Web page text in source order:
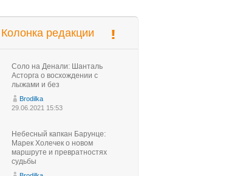
Колонка редакции
Соло на Денали: Шанталь
Асторга о восхождении с
лыжами и без
Brodilka
29.06.2021 15:53
Небесный капкан Барунце:
Марек Холечек о новом
маршруте и превратностях
судьбы